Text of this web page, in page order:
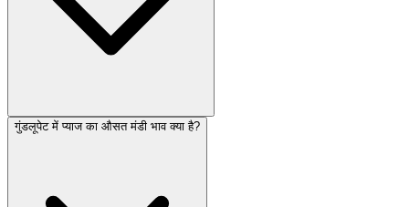
गुंडलूपेट में प्याज का औसत मंडी भाव क्या है?